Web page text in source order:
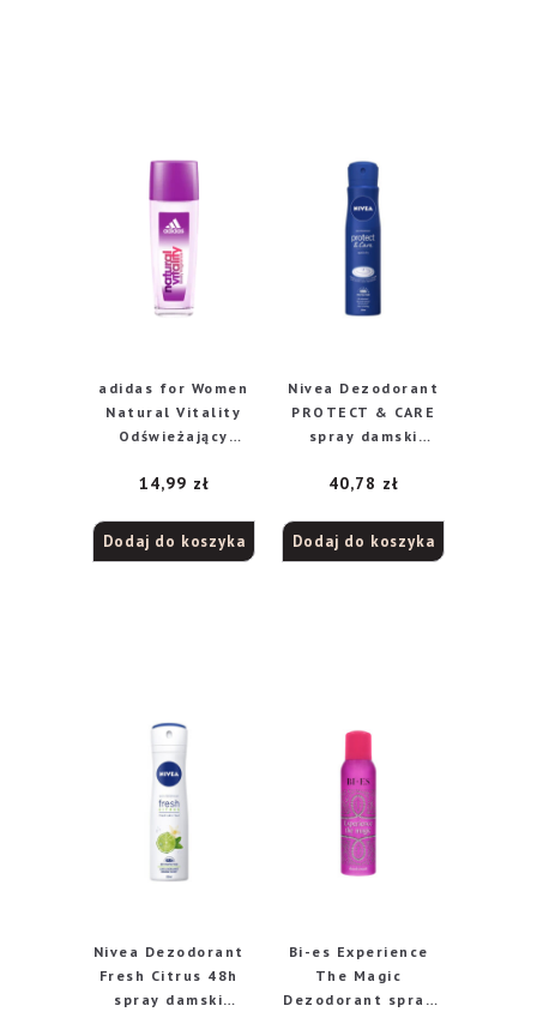
adidas for Women
Natural Vitality
Odświeżający
ciała dla kobiet,
14,99 zł
Dodaj do koszyka
Nivea Dezodorant
PROTECT & CARE
spray damski
40,78 zł
Dodaj do koszyka
Nivea Dezodorant
Fresh Citrus 48h
spray damski
Bi-es Experience
The Magic
Dezodorant spray